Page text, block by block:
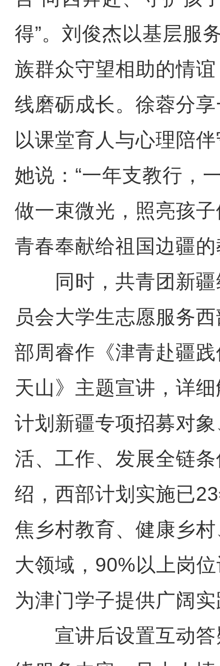
得”。刘俊杰以基层服
族群众守望相助的情
线磨砺成长。徐蓉分
以课堂育人与心理陪
她说：“一年支教行，
做一束微光，照亮孩
青春奉献给祖国边疆
同时，共青团新疆
员会大学生志愿服务
部周睿作《津青赴疆
天山》主题宣讲，详
计划新疆专项招募对
活、工作、发展全链
绍，西部计划实施已
焦乡村教育、健康乡
大领域，90%以上岗
为津门学子提供广阔
宣讲后设置互动答